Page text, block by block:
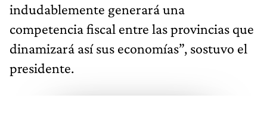
indudablemente generará una
competencia fiscal entre las provincias que
dinamizará así sus economías”, sostuvo el
presidente.